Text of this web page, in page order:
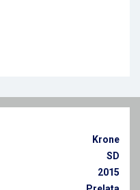
Krone
SD
2015